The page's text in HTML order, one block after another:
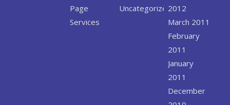
Page
Services
Uncategorized2012
March 2011
February
2011
January
2011
December